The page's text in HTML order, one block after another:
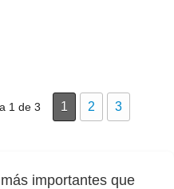
1 de 3 1 2 3
importantes que